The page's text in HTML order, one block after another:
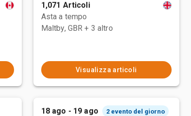
1,071 Articoli
Asta a tempo
Maltby, GBR + 3 altro
Visualizza articoli
18 ago - 19 ago 2 evento del giorno